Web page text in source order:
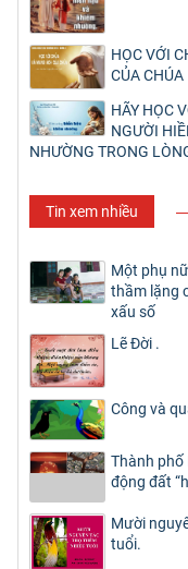
HỌC VỚI
CỦA CHÚA
HÃY HỌC
NGƯỜI
NHƯỜNG TRONG
Tin xem nhiều
Một phụ
thầm lặng
xấu số
Lẽ Đời .
Công và
Thành phố
động đất
Mười
tuổi.